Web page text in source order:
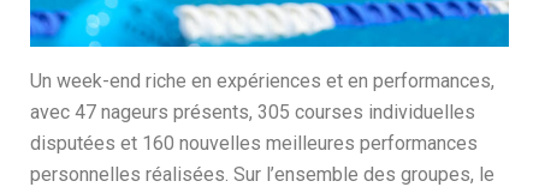
Un week-end riche en expériences et en performances,
avec 47 nageurs présents, 305 courses individuelles
disputées et 160 nouvelles meilleures performances
personnelles réalisées. Sur l’ensemble des groupes, le